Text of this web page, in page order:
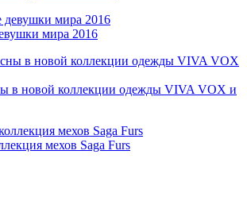
мира 2016
в новой коллекции одежды VIVA VOX и
мехов Saga Furs